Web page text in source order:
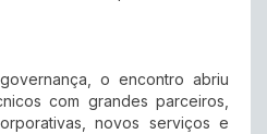
o encontro abriu
com grandes parceiros,
novos serviços e